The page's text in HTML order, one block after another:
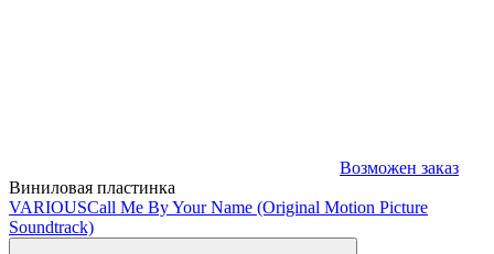
Возможен заказ
Виниловая пластинка
VARIOUSCall Me By Your Name (Original Motion Picture
Soundtrack)